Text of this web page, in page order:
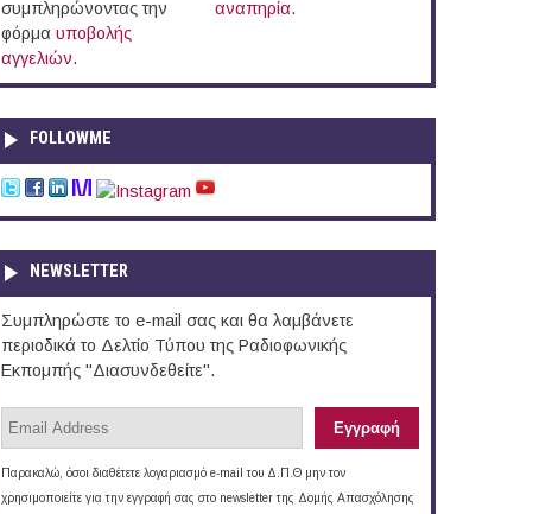
συμπληρώνοντας την
φόρμα υποβολής
αγγελιών.
αναπηρία.
FOLLOWME
NEWSLETTER
Συμπληρώστε το e-mail σας και θα λαμβάνετε
περιοδικά το Δελτίο Τύπου της Ραδιοφωνικής
Εκπομπής "Διασυνδεθείτε".
Παρακαλώ, όσοι διαθέτετε λογαριασμό e-mail του Δ.Π.Θ μην τον
χρησιμοποιείτε για την εγγραφή σας στο newsletter της Δομής Απασχόλησης